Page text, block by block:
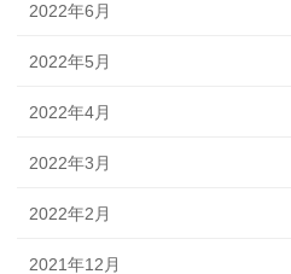
2022年6月
2022年5月
2022年4月
2022年3月
2022年2月
2021年12月